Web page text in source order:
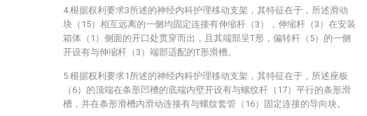
4.根据权利要求3所述的神经内科护理移动支架，其特征在于，所述滑动
块（15）相互远离的一侧均固定连接有伸缩杆（3），伸缩杆（3）在安装
箱体（1）侧面的开口处贯穿而出，且其端部呈T形，偏转杆（5）的一侧
开设有与伸缩杆（3）端部适配的T形滑槽。
5.根据权利要求1所述的神经内科护理移动支架，其特征在于，所述座板
（6）的顶端在条形凹槽的底端内壁开设有与螺纹杆（17）平行的条形滑
槽，并在条形滑槽内滑动连接有与螺纹套管（16）固定连接的导向块。